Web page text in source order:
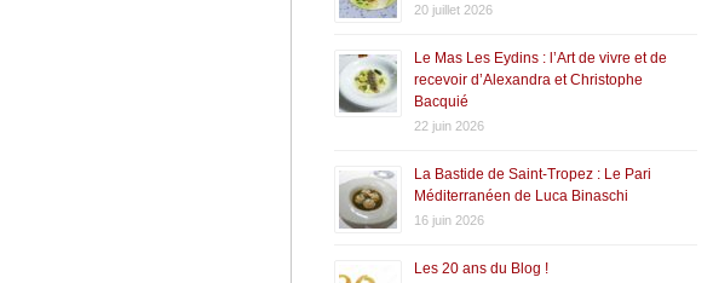
20 juillet 2026
Le Mas Les Eydins : l’Art de vivre et de
recevoir d’Alexandra et Christophe
Bacquié
22 juin 2026
La Bastide de Saint-Tropez : Le Pari
Méditerranéen de Luca Binaschi
16 juin 2026
Les 20 ans du Blog !